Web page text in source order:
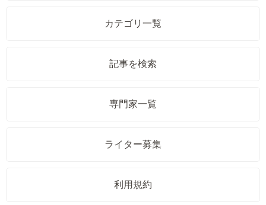
カテゴリ一覧
記事を検索
専門家一覧
ライター募集
利用規約